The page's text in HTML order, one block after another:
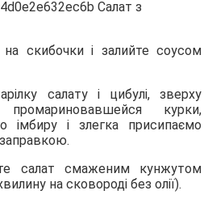
на скибочки і залийте соусом
салату і цибулі, зверху
промариновавшейся курки,
імбиру і злегка присипаємо
салат смаженим кунжутом
на сковороді без олії).